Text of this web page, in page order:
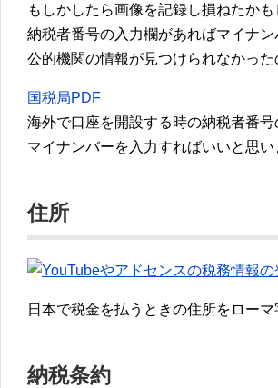
もしかしたら画像を記録し損ねたか
納税者番号の入力欄があればマイナ
公的機関の情報が見つけられなかっ
国税局PDF
海外で口座を開設する時の納税者番
マイナンバーを入力すればいいと思い
住所
日本で税金を払うときの住所をローマ
納税条約